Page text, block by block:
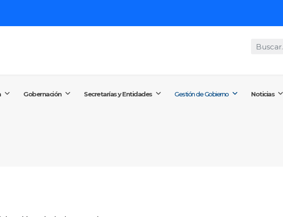
Buscar...
Gobernación Secretarías y Entidades Gestión de Gobierno Noticias